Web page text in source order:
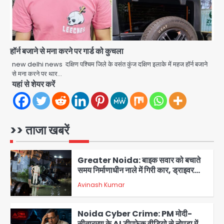
हॉर्न बजाने से मना करने पर गार्ड को कुचला
new delhi news दक्षिण पश्चिम जिले के वसंत कुंज दक्षिण इलाके में महज हॉर्न बजाने
से मना करने पर थार…
यहां से शेयर करें
>> ताजा खबरें
jai hind janab
5
Kerala YouTuber: केरलम में विवादित
बयान देने वाला यूट्यूबर टीजी मोहनदास
गिरफ्तार, डिजिटल डिवाइस जब्त; जंतर-मंतर
प्रदर्शनकारियों पर की थी आपत्तिजनक टिप्पणी
jai hind janab
JP Greens Cosmos Society:
सुविधाओं के लिए संघर्ष कर रहे निवासी, गिरता
2
Greater Noida: बाइक सवार को बचाते
समय निर्माणाधीन नाले में गिरी कार, ड्राइवर
बाल-बाल बचा
Avinash Kumar
Noida Cyber Crime: PM मोदी-
सीतारमण के AI डीपफेक वीडियो से नोएडा में
बुजुर्ग से 70 लाख की ठगी